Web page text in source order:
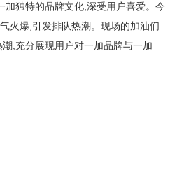
独特的品牌文化,深受用户喜爱。今
火爆,引发排队热潮。现场的加油们
,充分展现用户对一加品牌与一加